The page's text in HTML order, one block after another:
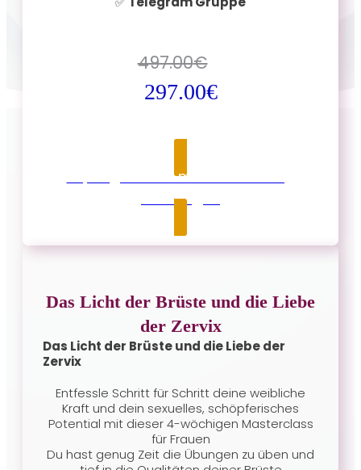
497.00€
297.00€
Ja, Angebot zu meiner Buchung
hinzufügen
Das Licht der Brüste und die Liebe
der Zervix
Das Licht der Brüste und die Liebe der
Zervix
Entfessle Schritt für Schritt deine weibliche
Kraft und dein sexuelles, schöpferisches
Potential mit dieser 4-wöchigen Masterclass
für Frauen
Du hast genug Zeit die Übungen zu üben und